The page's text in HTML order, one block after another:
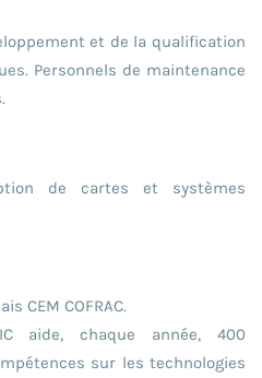
et de la qualification
Personnels de maintenance
de cartes et systèmes
CEM COFRAC.
aide, chaque année, 400
sur les technologies